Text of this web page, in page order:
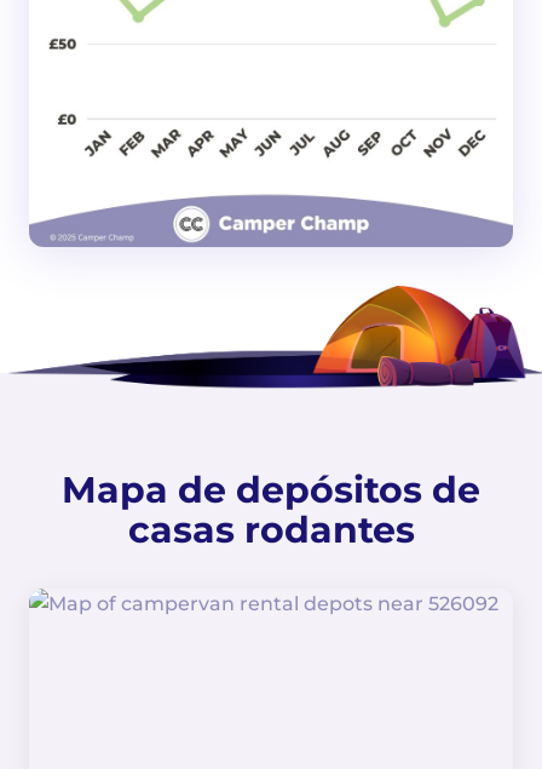
Mapa de depósitos de
casas rodantes